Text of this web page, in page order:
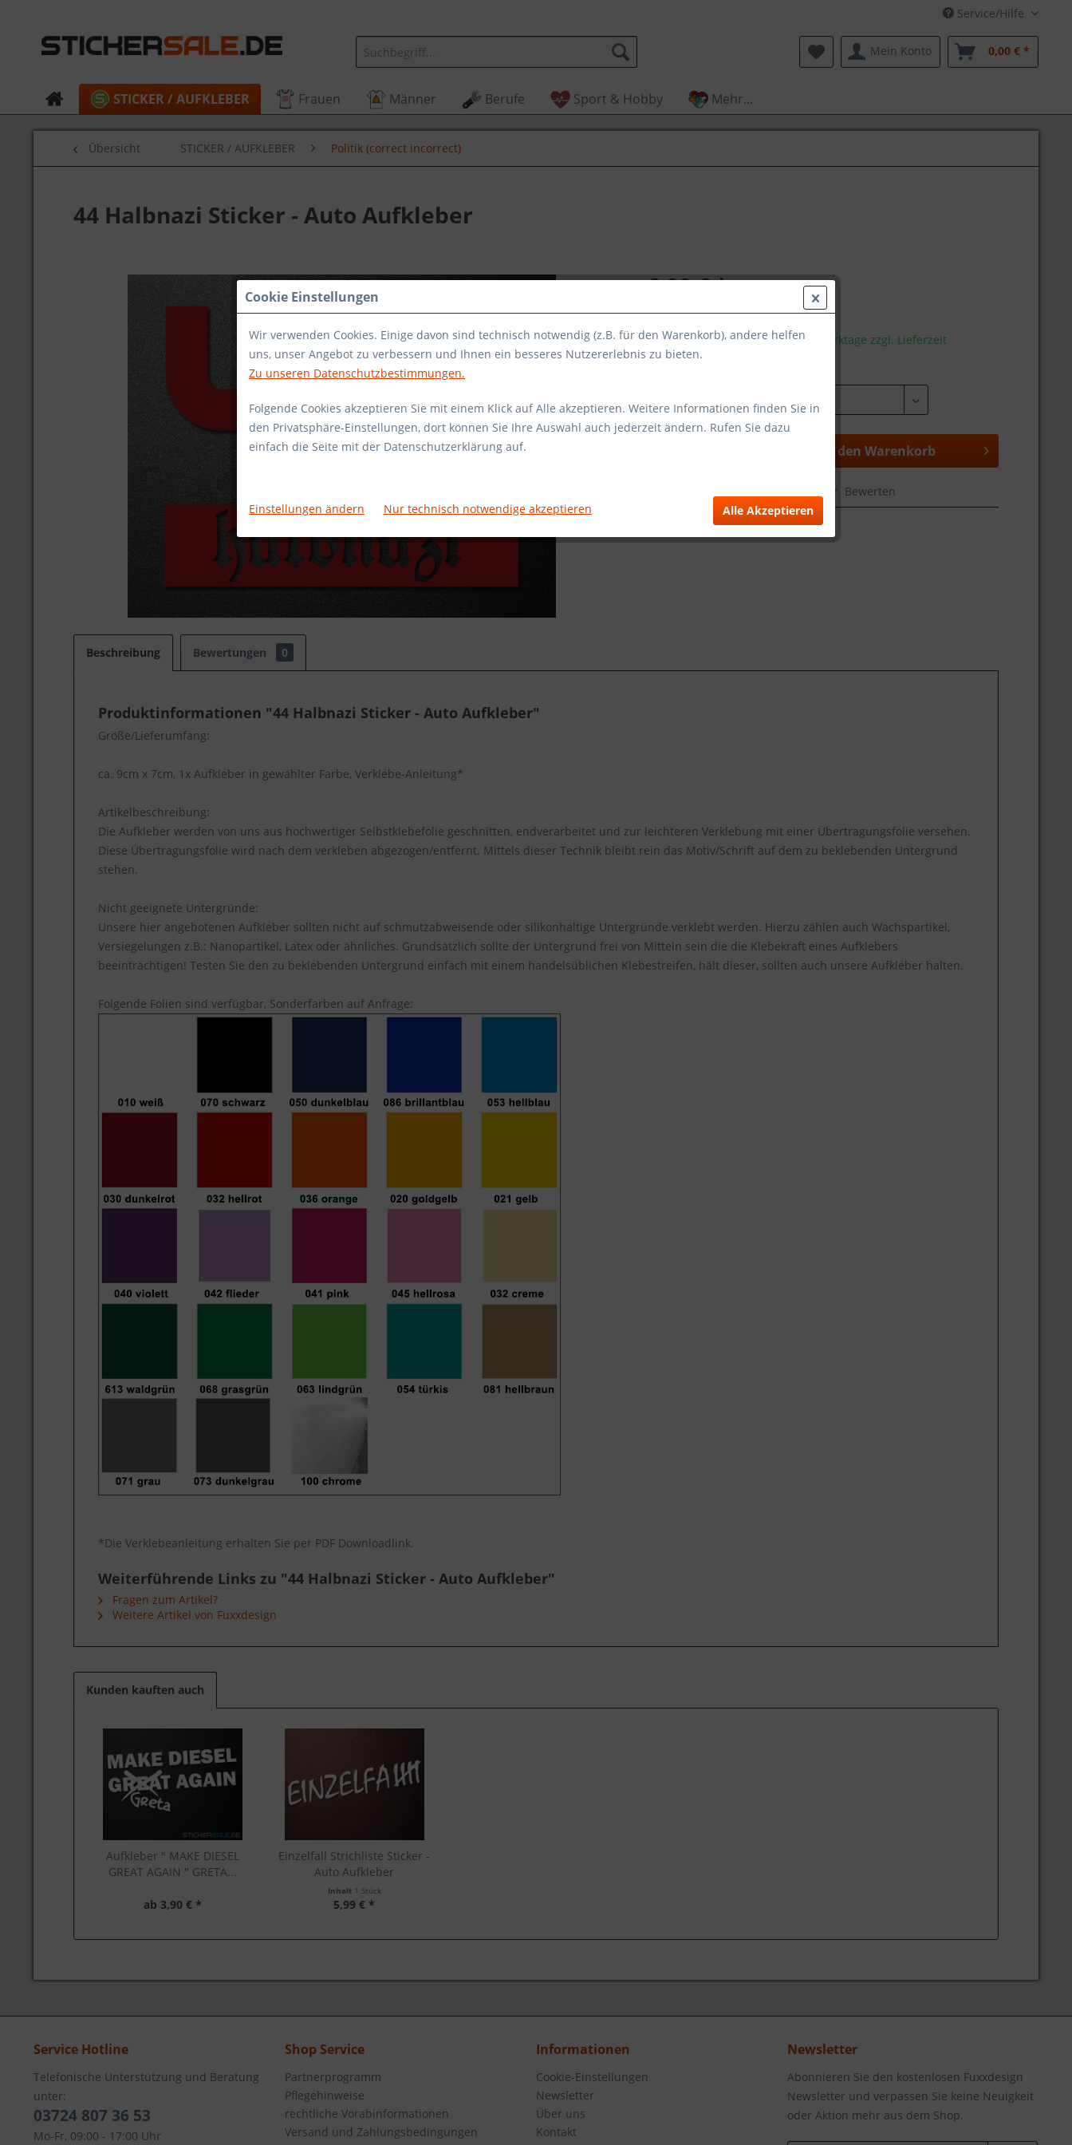
Service/Hilfe
Mein Konto 0,00 € *
STICKER / AUFKLEBER Frauen Männer Berufe Sport & Hobby Mehr...
Übersicht STICKER / AUFKLEBER Politik (correct incorrect)
44 Halbnazi Sticker - Auto Aufkleber
6,99 € *
Sofort herstellbar, Dauer 1-3 Werktage zzgl. Lieferzeit
In den Warenkorb
Bewerten
FX10105
Beschreibung Bewertungen 0
Produktinformationen "44 Halbnazi Sticker - Auto Aufkleber"
Größe/Lieferumfang:
ca. 9cm x 7cm, 1x Aufkleber in gewählter Farbe, Verklebe-Anleitung*
Artikelbeschreibung:
Die Aufkleber werden von uns aus hochwertiger Selbstklebefolie geschnitten, endverarbeitet und zur leichteren Verklebung mit einer Übertragungsfolie versehen.
Diese Übertragungsfolie wird nach dem verkleben abgezogen/entfernt. Mittels dieser Technik bleibt rein das Motiv/Schrift auf dem zu beklebenden Untergrund
stehen.
Nicht geeignete Untergründe:
Unsere hier angebotenen Aufkleber sollten nicht auf schmutzabweisende oder silikonhaltige Untergründe verklebt werden. Hierzu zählen auch Wachspartikel,
Versiegelungen z.B.: Nanopartikel, Latex oder ähnliches. Grundsätzlich sollte der Untergrund frei von Mitteln sein die die Klebekraft eines Aufklebers
beeinträchtigen! Testen Sie den zu beklebenden Untergrund einfach mit einem handelsüblichen Klebestreifen, hält dieser, sollten auch unsere Aufkleber halten.
Folgende Folien sind verfügbar, Sonderfarben auf Anfrage:
*Die Verklebeanleitung erhalten Sie per PDF Downloadlink.
Weiterführende Links zu "44 Halbnazi Sticker - Auto Aufkleber"
Fragen zum Artikel?
Weitere Artikel von Fuxxdesign
Kunden kauften auch
Aufkleber " MAKE DIESEL
GREAT AGAIN " GRETA...
ab 3,90 € *
Einzelfall Strichliste Sticker -
Auto Aufkleber
Inhalt 1 Stück
5,99 € *
Service Hotline
Telefonische Unterstützung und Beratung
unter:
03724 807 36 53
Mo-Fr, 09:00 - 17:00 Uhr
Shop Service
Partnerprogramm
Pflegehinweise
rechtliche Vorabinformationen
Versand und Zahlungsbedingungen
Informationen
Cookie-Einstellungen
Newsletter
Über uns
Kontakt
Newsletter
Abonnieren Sie den kostenlosen Fuxxdesign
Newsletter und verpassen Sie keine Neuigkeit
oder Aktion mehr aus dem Shop.
Cookie Einstellungen
Wir verwenden Cookies. Einige davon sind technisch notwendig (z.B. für den Warenkorb), andere helfen
uns, unser Angebot zu verbessern und Ihnen ein besseres Nutzererlebnis zu bieten.
Zu unseren Datenschutzbestimmungen.
Folgende Cookies akzeptieren Sie mit einem Klick auf Alle akzeptieren. Weitere Informationen finden Sie in
den Privatsphäre-Einstellungen, dort können Sie Ihre Auswahl auch jederzeit ändern. Rufen Sie dazu
einfach die Seite mit der Datenschutzerklärung auf.
Einstellungen ändern Nur technisch notwendige akzeptieren Alle Akzeptieren